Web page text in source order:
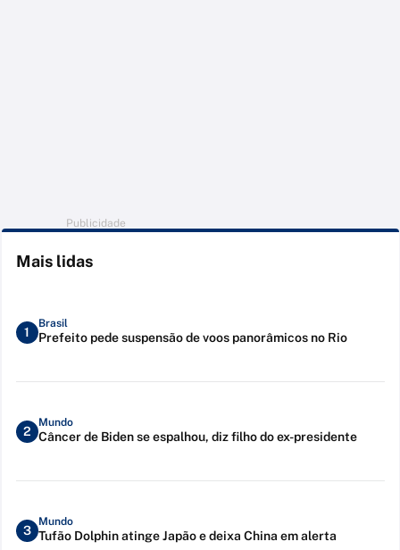
Publicidade
Mais lidas
1
Brasil
Prefeito pede suspensão de voos panorâmicos no Rio
2
Mundo
Câncer de Biden se espalhou, diz filho do ex-presidente
3
Mundo
Tufão Dolphin atinge Japão e deixa China em alerta